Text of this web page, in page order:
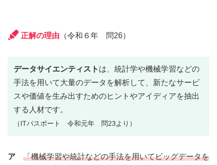
正解の理由 （令和６年 問26）
データサイエンティスト は、統計学や機械学習などの
手法を用いて大量のデータを解析して、新たなサービ
スや価値を生み出すためのヒントやアイディアを抽出
する人材です。
（ITパスポート 令和元年 問23より）
ア
「機械学習や統計などの手法を用いてビッグデータを